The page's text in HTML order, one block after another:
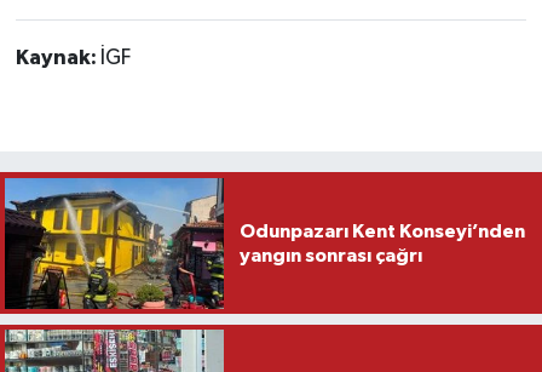
Kaynak: İGF
Odunpazarı Kent Konseyi’nden
yangın sonrası çağrı